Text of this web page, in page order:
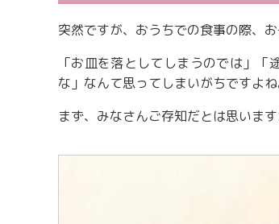
突然ですが、おうちでの食事の際、
「お皿を落としてしまうのでは」
な」なんて思ってしまいがちですよ
まず、みなさんご存知だとは思いま